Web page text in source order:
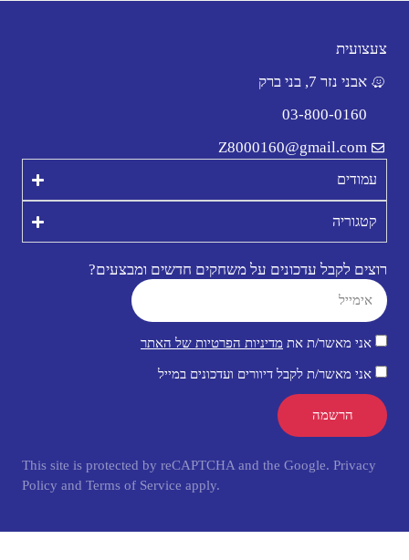
צעצועית
אבני נזר 7, בני ברק
03-800-0160
Z8000160@gmail.com
עמודים
קטגוריה
רוצים לקבל עדכונים על משחקים חדשים ומבצעים?
אני מאשר/ת את מדיניות הפרטיות של האתר
אני מאשר/ת לקבל דיוורים ועדכונים במייל
הרשמה
This site is protected by reCAPTCHA and the Google. Privacy
Policy and Terms of Service apply.